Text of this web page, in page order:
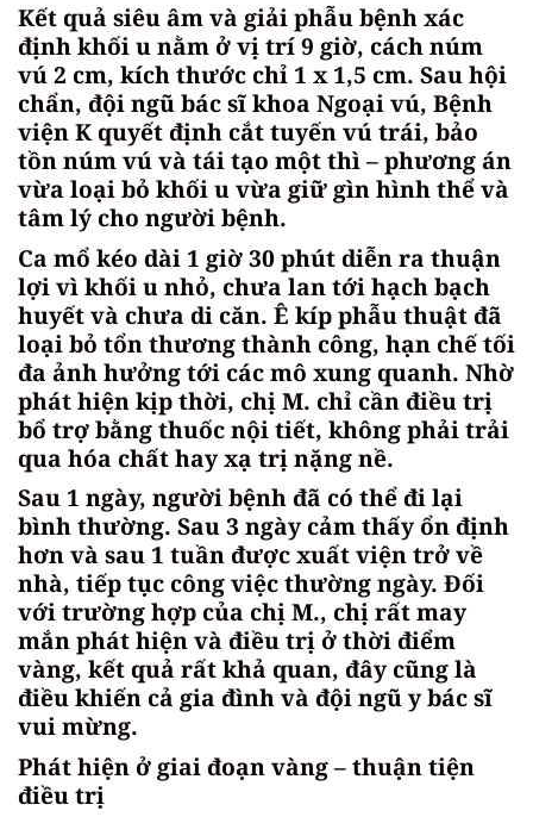
Kết quả siêu âm và giải phẫu bệnh xác
định khối u nằm ở vị trí 9 giờ, cách núm
vú 2 cm, kích thước chỉ 1 x 1,5 cm. Sau hội
chẩn, đội ngũ bác sĩ khoa Ngoại vú, Bệnh
viện K quyết định cắt tuyến vú trái, bảo
tồn núm vú và tái tạo một thì – phương án
vừa loại bỏ khối u vừa giữ gìn hình thể và
tâm lý cho người bệnh.
Ca mổ kéo dài 1 giờ 30 phút diễn ra thuận
lợi vì khối u nhỏ, chưa lan tới hạch bạch
huyết và chưa di căn. Ê kíp phẫu thuật đã
loại bỏ tổn thương thành công, hạn chế tối
đa ảnh hưởng tới các mô xung quanh. Nhờ
phát hiện kịp thời, chị M. chỉ cần điều trị
bổ trợ bằng thuốc nội tiết, không phải trải
qua hóa chất hay xạ trị nặng nề.
Sau 1 ngày, người bệnh đã có thể đi lại
bình thường. Sau 3 ngày cảm thấy ổn định
hơn và sau 1 tuần được xuất viện trở về
nhà, tiếp tục công việc thường ngày. Đối
với trường hợp của chị M., chị rất may
mắn phát hiện và điều trị ở thời điểm
vàng, kết quả rất khả quan, đây cũng là
điều khiến cả gia đình và đội ngũ y bác sĩ
vui mừng.
Phát hiện ở giai đoạn vàng – thuận tiện
điều trị